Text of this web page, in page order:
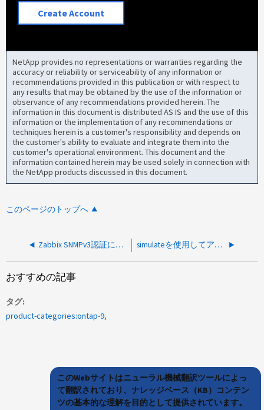
Create Account
NetApp provides no representations or warranties regarding the
accuracy or reliability or serviceability of any information or
recommendations provided in this publication or with respect to
any results that may be obtained by the use of the information or
observance of any recommendations provided herein. The
information in this document is distributed AS IS and the use of this
information or the implementation of any recommendations or
techniques herein is a customer's responsibility and depends on
the customer's ability to evaluate and integrate them into the
customer's operational environment. This document and the
information contained herein may be used solely in connection with
the NetApp products discussed in this document.
このページのトップへ
Zabbix SNMPv3認証に失敗しました simulateを使用してアグリゲートを作成するとアグリゲートの最大数を超える
おすすめの記事
タグ
product-categories:ontap-9
このWebサイトはニューラル機械翻訳ツールによっ
て翻訳されており、ナレッジベース（KB）コンテン
ツの基本的な理解を目的として提供されています。